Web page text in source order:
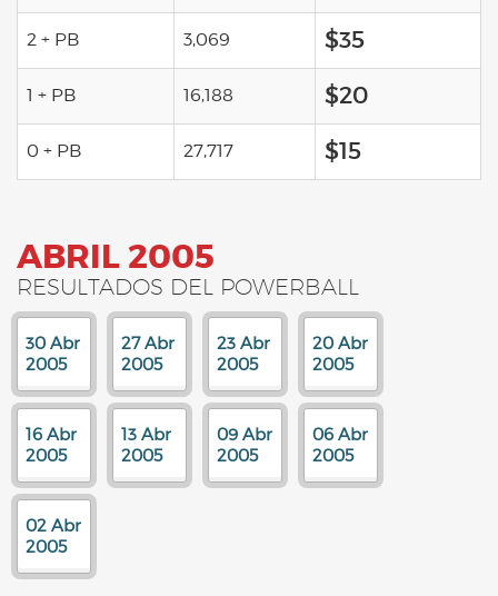
2 + PB 3,069 $35
1 + PB 16,188 $20
0 + PB 27,717 $15
ABRIL 2005
RESULTADOS DEL POWERBALL
30 Abr
2005
27 Abr
2005
23 Abr
2005
20 Abr
2005
16 Abr
2005
13 Abr
2005
09 Abr
2005
06 Abr
2005
02 Abr
2005